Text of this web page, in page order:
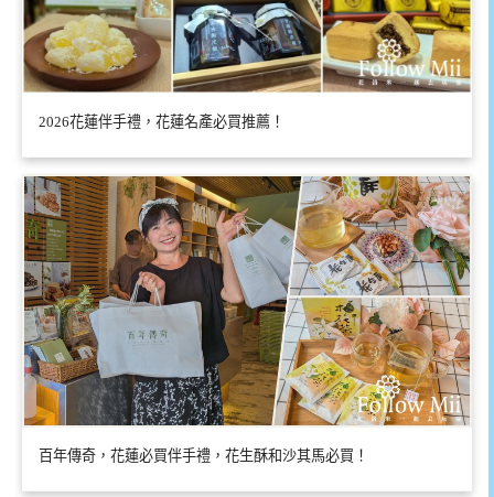
2026花蓮伴手禮，花蓮名產必買推薦！
百年傳奇，花蓮必買伴手禮，花生酥和沙其馬必買！